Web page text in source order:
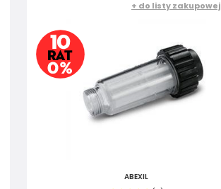
+ do listy zakupowej
ABEXIL